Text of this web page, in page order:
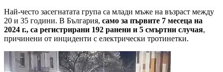
Най-често засегнатата група са млади мъже на възраст между
20 и 35 години. В България, само за първите 7 месеца на
2024 г., са регистрирани 192 ранени и 5 смъртни случая,
причинени от инциденти с електрически тротинетки.